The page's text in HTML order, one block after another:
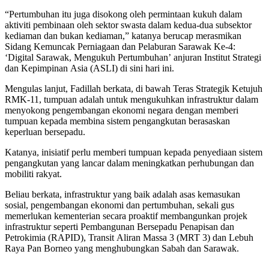
“Pertumbuhan itu juga di­sokong oleh permintaan kukuh dalam
aktiviti pembinaan oleh sektor swasta dalam kedua-dua subsektor
kediaman dan bukan kediaman,” katanya berucap me­rasmikan
Sidang Kemuncak Perniagaan dan Pelaburan Sarawak Ke-4:
‘Digital Sarawak, Me­ngu­kuh Pertumbuhan’ anjuran Institut Strategi
dan Ke­pimpinan Asia (ASLI) di sini hari ini.
Mengulas lanjut, Fadillah ber­kata, di bawah Teras Strategik Ketujuh
RMK-11, tumpuan adalah untuk mengukuhkan infrastruktur dalam
menyokong pengembangan ekonomi negara dengan memberi
tumpuan kepada membina sistem pengangkutan ber­asaskan
keperluan bersepadu.
Katanya, inisiatif perlu memberi tumpuan kepada penyediaan sistem
pengangkutan yang lancar dalam meningkatkan perhubu­ngan dan
mobiliti rakyat.
Beliau berkata, infrastruktur yang baik adalah asas kemasukan
sosial, pengembangan ekonomi dan pertumbuhan, sekali gus
memerlukan kementerian secara proaktif membangunkan projek
infrastruktur seperti Pembangunan Bersepadu Penapisan dan
Petrokimia (RAPID), Transit Ali­ran Massa 3 (MRT 3) dan Lebuh
Raya Pan Borneo yang menghubungkan Sabah dan Sarawak.